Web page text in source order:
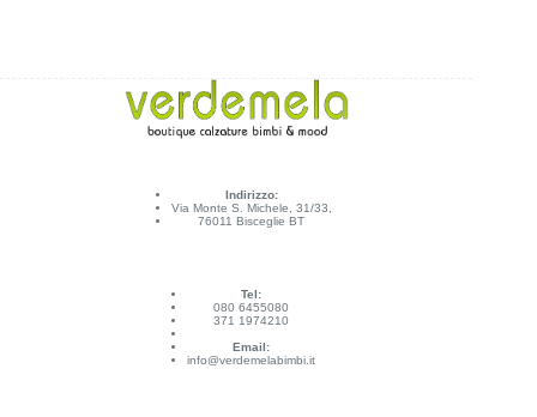
Indirizzo:
Via Monte S. Michele, 31/33,
76011 Bisceglie BT
Tel:
080 6455080
371 1974210
Email:
info@verdemelabimbi.it